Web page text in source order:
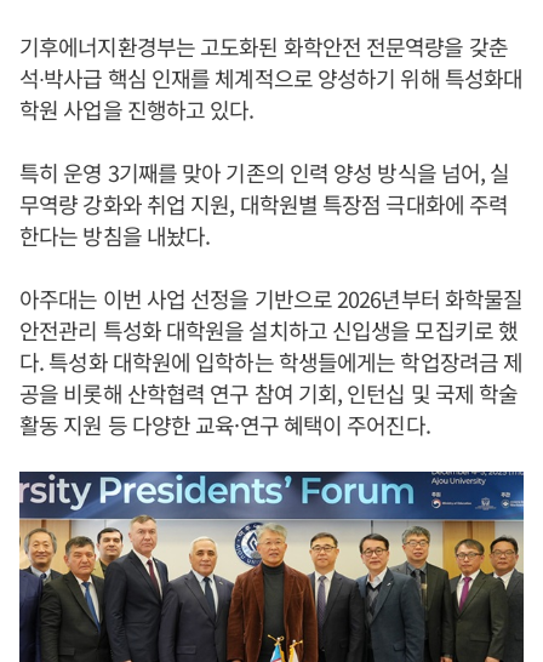
기후에너지환경부는 고도화된 화학안전 전문역량을 갖춘
석∙박사급 핵심 인재를 체계적으로 양성하기 위해 특성화대
학원 사업을 진행하고 있다.
특히 운영 3기째를 맞아 기존의 인력 양성 방식을 넘어, 실
무역량 강화와 취업 지원, 대학원별 특장점 극대화에 주력
한다는 방침을 내놨다.
아주대는 이번 사업 선정을 기반으로 2026년부터 화학물질
안전관리 특성화 대학원을 설치하고 신입생을 모집키로 했
다. 특성화 대학원에 입학하는 학생들에게는 학업장려금 제
공을 비롯해 산학협력 연구 참여 기회, 인턴십 및 국제 학술
활동 지원 등 다양한 교육·연구 혜택이 주어진다.